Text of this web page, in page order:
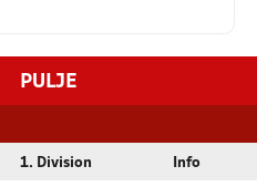
PULJE
1. Division Info